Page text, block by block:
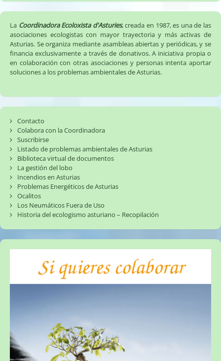
La Coordinadora Ecoloxista d'Asturies, creada en 1987, es una de las
asociaciones ecologistas con mayor trayectoria y más activas de
Asturias. Se organiza mediante asambleas abiertas y periódicas, y se
financia exclusivamente a través de donativos. A iniciativa propia o
en colaboración con otras asociaciones y personas intenta aportar
soluciones a los problemas ambientales de Asturias.
Contacto
Colabora con la Coordinadora
Suscribirse
Listado de problemas ambientales de Asturias
Biblioteca virtual de documentos
La gestión del lobo
Incendios en Asturias
Problemas Energéticos de Asturias
Ocalitos
Los Neumáticos Fuera de Uso
Historia del ecologismo asturiano – Recopilación